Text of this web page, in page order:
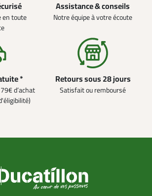
en toute
Assistance & conseils
Notre équipe à votre écoute
*
d’achat
Retours sous 28 jours
Satisfait ou remboursé